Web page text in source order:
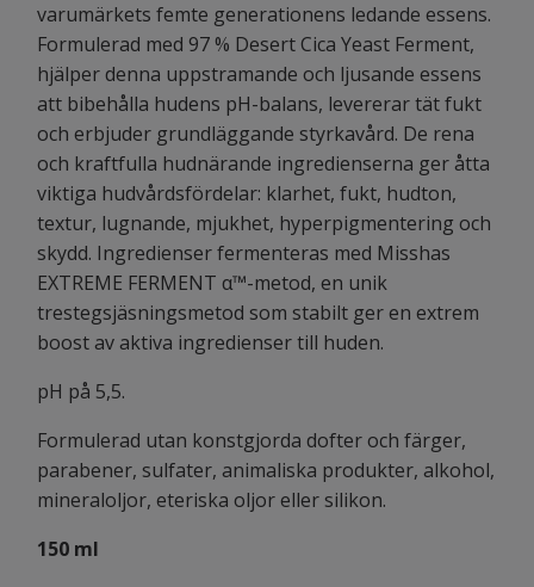
varumärkets femte generationens ledande essens.
Formulerad med 97 % Desert Cica Yeast Ferment,
hjälper denna uppstramande och ljusande essens
att bibehålla hudens pH-balans, levererar tät fukt
och erbjuder grundläggande styrkavård. De rena
och kraftfulla hudnärande ingredienserna ger åtta
viktiga hudvårdsfördelar: klarhet, fukt, hudton,
textur, lugnande, mjukhet, hyperpigmentering och
skydd. Ingredienser fermenteras med Misshas
EXTREME FERMENT α™-metod, en unik
trestegsjäsningsmetod som stabilt ger en extrem
boost av aktiva ingredienser till huden.
pH på 5,5.
Formulerad utan konstgjorda dofter och färger,
parabener, sulfater, animaliska produkter, alkohol,
mineraloljor, eteriska oljor eller silikon.
150 ml